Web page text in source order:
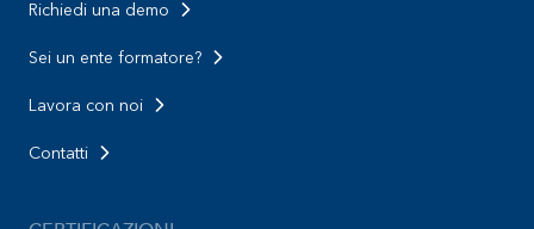
Richiedi una demo
Sei un ente formatore?
Lavora con noi
Contatti